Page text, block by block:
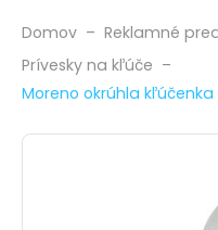
Domov – Reklamné
Prívesky na kľúče –
Moreno okrúhla